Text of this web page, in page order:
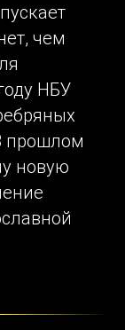
чем
НБУ
прошлом
новую